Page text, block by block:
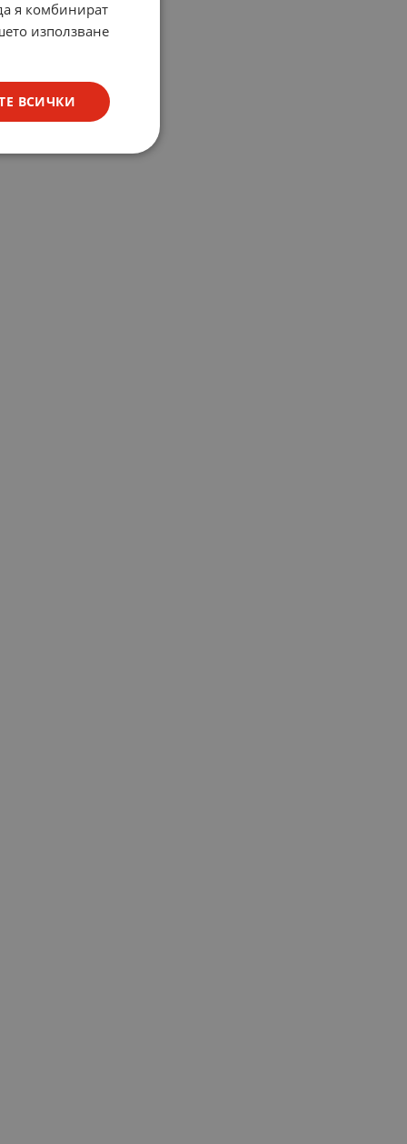
я комбинират
използване
ВСИЧКИ